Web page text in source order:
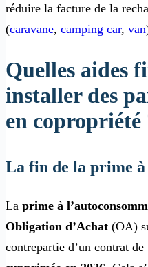
réduire la facture de la
(caravane, camping car, van
Quelles aides
installer des
en copropriété
La fin de la prime à
La prime à
Obligation d’Achat (OA)
contrepartie d’un contrat